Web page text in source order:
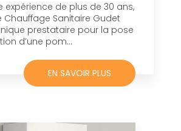
expérience de plus de 30 ans,
Chauffage Sanitaire Gudet
prestataire pour la pose
d’une pom...
EN SAVOIR PLUS